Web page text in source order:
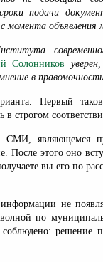
подачи
момента объявления
Солонников
в
Первый
в строгом
СМИ, являющемся
После этого оно
вы его по
не
по
решение